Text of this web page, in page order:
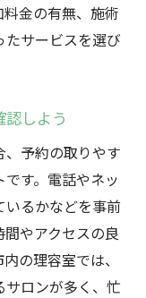
金の有無、施術
サービスを選び
しよう
予約の取りやす
す。電話やネッ
いるかなどを事前
やアクセスの良
の理容室では、
ロンが多く、忙